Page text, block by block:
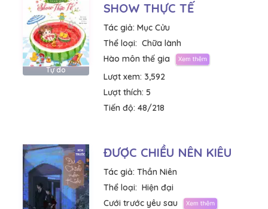
Tự do
SHOW THỰC TẾ
Tác giả: Mục Cửu
Thể loại: Chữa lành
Hào môn thế gia
Lượt xem: 3,592
Lượt thích: 5
Tiến độ: 48/218
ĐƯỢC CHIỀU NÊN KIÊU
Tác giả: Thần Niên
Thể loại: Hiện đại
Cưới trước yêu sau